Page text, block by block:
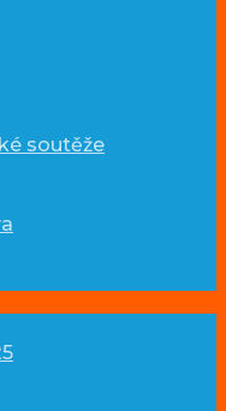
soutěže